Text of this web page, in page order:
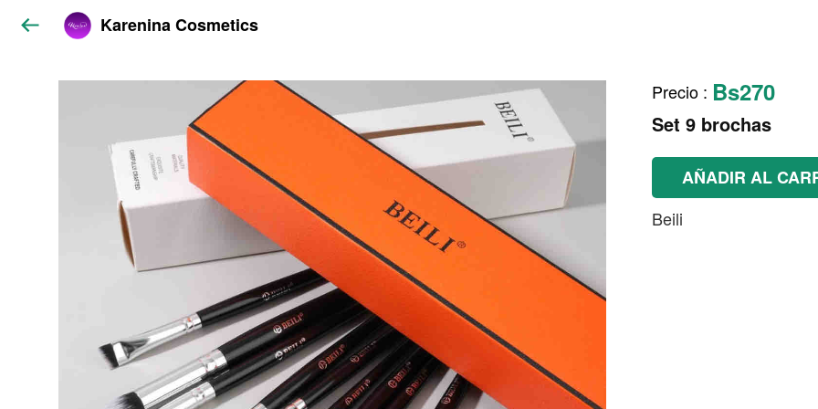
Karenina Cosmetics
Precio : Bs270
Set 9 brochas
AÑADIR AL
Beili